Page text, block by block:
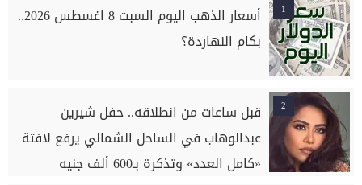
1
أسعار الذهب اليوم السبت 8 اغسطس 2026..
بكام النهاردة؟
2
قبل ساعات من انطلاقه.. حفل شيرين
عبدالوهاب في الساحل الشمالي يرفع لافتة
«كامل العدد» وتذكرة بـ600 ألف جنيه